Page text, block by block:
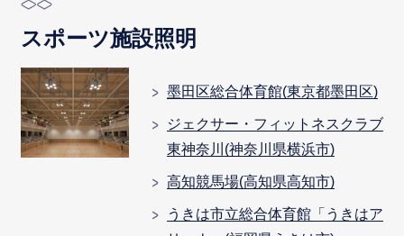
スポーツ施設照明
墨田区総合体育館(東京都墨田区)
ジェクサー・フィットネスクラブ
東神奈川(神奈川県横浜市)
高知競馬場(高知県高知市)
うきは市立総合体育館「うきはア